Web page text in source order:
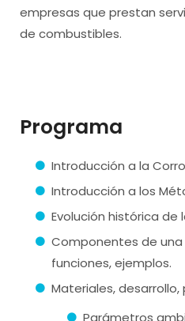
empresas que prestan
de combustibles.
Programa
Introducción a la
Introducción a los
Evolución histórica de
Componentes de una
funciones, ejemplos.
Materiales,
Parámetros